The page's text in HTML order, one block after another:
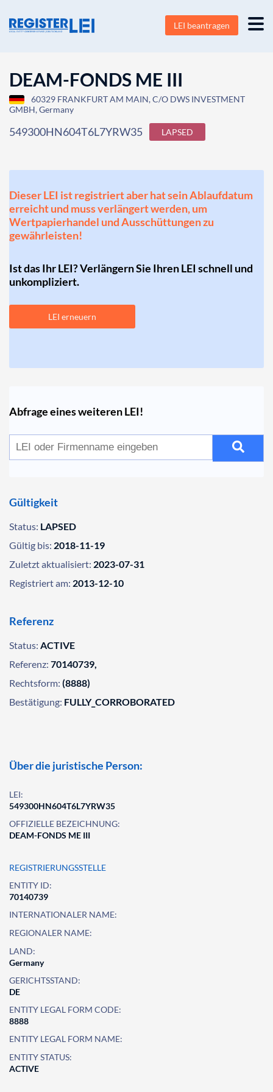
LEI beantragen
DEAM-FONDS ME III
60329 FRANKFURT AM MAIN, C/O DWS INVESTMENT
GMBH, Germany
549300HN604T6L7YRW35 LAPSED
Dieser LEI ist registriert aber hat sein Ablaufdatum
erreicht und muss verlängert werden, um
Wertpapierhandel und Ausschüttungen zu
gewährleisten!
Ist das Ihr LEI? Verlängern Sie Ihren LEI schnell und
unkompliziert.
LEI erneuern
Abfrage eines weiteren LEI!
Gültigkeit
Status: LAPSED
Gültig bis: 2018-11-19
Zuletzt aktualisiert: 2023-07-31
Registriert am: 2013-12-10
Referenz
Status: ACTIVE
Referenz: 70140739,
Rechtsform: (8888)
Bestätigung: FULLY_CORROBORATED
Über die juristische Person:
LEI:
549300HN604T6L7YRW35
OFFIZIELLE BEZEICHNUNG:
DEAM-FONDS ME III
REGISTRIERUNGSSTELLE
ENTITY ID:
70140739
INTERNATIONALER NAME:
REGIONALER NAME:
LAND:
Germany
GERICHTSSTAND:
DE
ENTITY LEGAL FORM CODE:
8888
ENTITY LEGAL FORM NAME:
ENTITY STATUS:
ACTIVE